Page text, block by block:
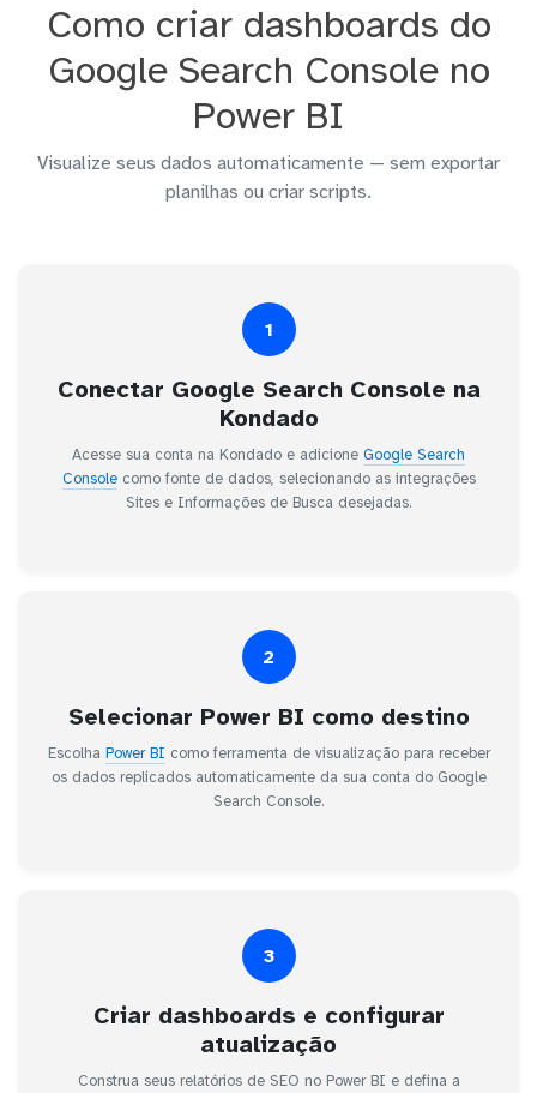
Como criar dashboards do
Google Search Console no
Power BI
Visualize seus dados automaticamente — sem exportar
planilhas ou criar scripts.
1
Conectar Google Search Console na
Kondado
Acesse sua conta na Kondado e adicione Google Search
Consolecomo fonte de dados, selecionando as integrações
Sites e Informações de Busca desejadas.
2
Selecionar Power BI como destino
Escolha Power BI como ferramenta de visualização para receber
os dados replicados automaticamente da sua conta do Google
Search Console.
3
Criar dashboards e configurar
atualização
Construa seus relatórios de SEO no Power BI e defina a